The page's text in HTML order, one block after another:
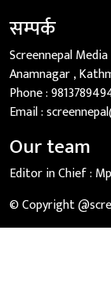
सम्पर्क
Screennepal
Anamnagar ,
Phone :
Email :
Our team
Editor in Chief :
© Copyright